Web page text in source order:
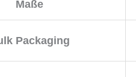
Maße
Packaging